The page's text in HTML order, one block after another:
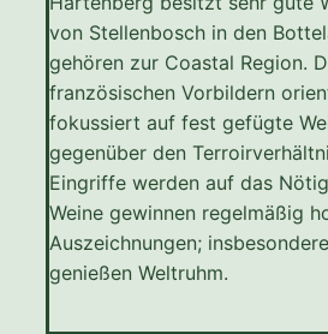
von Stellenbosch in den
gehören zur Coastal Region.
französischen Vorbildern
fokussiert auf fest gefügte
gegenüber den
Eingriffe werden auf das
Weine gewinnen regelmäßig
Auszeichnungen;
genießen Weltruhm.